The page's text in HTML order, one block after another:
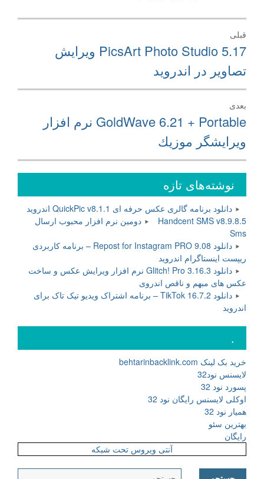
راهبری
نوشته
قبلی
نوشته
قبلی:
PicsArt Photo Studio 5.17 ویرایش
تصاویر در اندروید
بعدی
نوشته
بعدی:
GoldWave 6.21 + Portable نرم افزار
ويرايشگر موزيك
نوشته‌های تازه
دانلود برنامه گالری عکس حرفه ای QuickPic v8.1.1 اندروید
Handcent SMS v8.9.8.5 دومین نرم افزار محبوب ارسال
Sms
دانلود Repost for Instagram PRO 9.08 – برنامه کاربردی
ریپست اینستاگرام اندروید
دانلود Glitch! Pro 3.16.3 نرم افزار ویرایش عکس و ساخت
عکس های مبهم و ناقص اندروی
دانلود TikTok 16.7.2 – برنامه اشتراک ویدیو تیک تاک برای
اندروید
.
خرید بک لینک behtarinbacklink.com
لایسنس نود32
پسورد نود 32
اوکلی لایسنس رایگان نود 32
همیار نود 32
بهترین سئو
رایگان
آنتی ویروس تحت شبکه